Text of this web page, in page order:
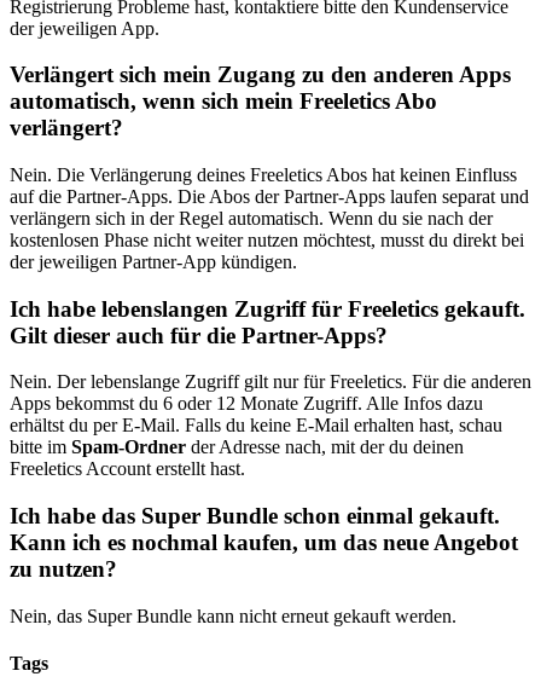
Registrierung Probleme hast, kontaktiere bitte den Kundenservice
der jeweiligen App.
Verlängert sich mein Zugang zu den anderen Apps
automatisch, wenn sich mein Freeletics Abo
verlängert?
Nein. Die Verlängerung deines Freeletics Abos hat keinen Einfluss
auf die Partner-Apps. Die Abos der Partner-Apps laufen separat und
verlängern sich in der Regel automatisch. Wenn du sie nach der
kostenlosen Phase nicht weiter nutzen möchtest, musst du direkt bei
der jeweiligen Partner-App kündigen.
Ich habe lebenslangen Zugriff für Freeletics gekauft.
Gilt dieser auch für die Partner-Apps?
Nein. Der lebenslange Zugriff gilt nur für Freeletics. Für die anderen
Apps bekommst du 6 oder 12 Monate Zugriff. Alle Infos dazu
erhältst du per E-Mail. Falls du keine E-Mail erhalten hast, schau
bitte im Spam-Ordner der Adresse nach, mit der du deinen
Freeletics Account erstellt hast.
Ich habe das Super Bundle schon einmal gekauft.
Kann ich es nochmal kaufen, um das neue Angebot
zu nutzen?
Nein, das Super Bundle kann nicht erneut gekauft werden.
Tags